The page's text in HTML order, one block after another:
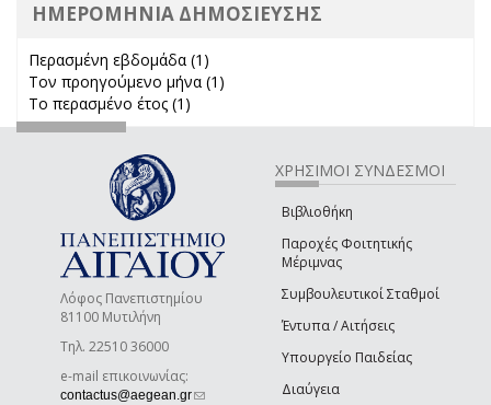
ΗΜΕΡΟΜΗΝΙΑ ΔΗΜΟΣΙΕΥΣΗΣ
Περασμένη εβδομάδα (1)
Τον προηγούμενο μήνα (1)
Το περασμένο έτος (1)
Λόφος Πανεπιστημίου
81100 Μυτιλήνη
Τηλ. 22510 36000
e-mail επικοινωνίας:
contactus@aegean.gr(link sends e-mail)
ΧΡΗΣΙΜΟΙ ΣΥΝΔΕΣΜΟΙ
Βιβλιοθήκη
Παροχές Φοιτητικής
Μέριμνας
Συμβουλευτικοί Σταθμοί
Έντυπα / Αιτήσεις
Υπουργείο Παιδείας
Διαύγεια